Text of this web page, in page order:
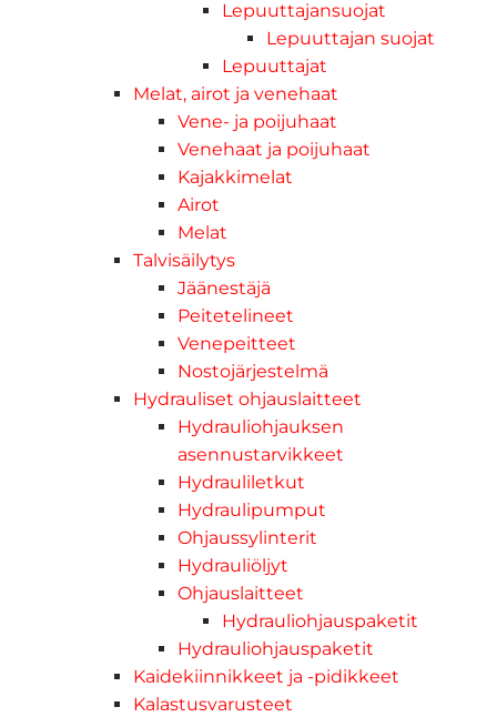
Lepuuttajansuojat
Lepuuttajan suojat
Lepuuttajat
Melat, airot ja venehaat
Vene- ja poijuhaat
Venehaat ja poijuhaat
Kajakkimelat
Airot
Melat
Talvisäilytys
Jäänestäjä
Peitetelineet
Venepeitteet
Nostojärjestelmä
Hydrauliset ohjauslaitteet
Hydrauliohjauksen
asennustarvikkeet
Hydrauliletkut
Hydraulipumput
Ohjaussylinterit
Hydrauliöljyt
Ohjauslaitteet
Hydrauliohjauspaketit
Hydrauliohjauspaketit
Kaidekiinnikkeet ja -pidikkeet
Kalastusvarusteet